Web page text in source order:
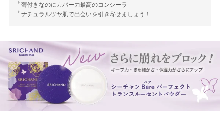
薄付きなのにカバー力最高のコンシーラ
ナチュラルツヤ肌で出会いを引き寄せましょう！